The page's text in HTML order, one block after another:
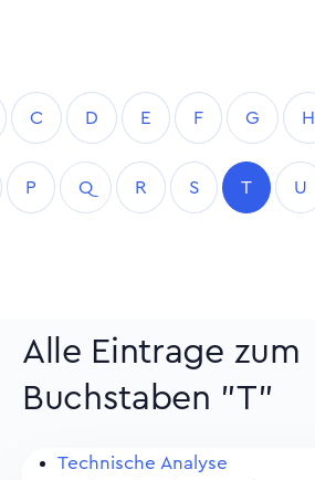
C D E F G H
P Q R S T U
Alle Eintrage zum
Buchstaben "T"
Technische Analyse